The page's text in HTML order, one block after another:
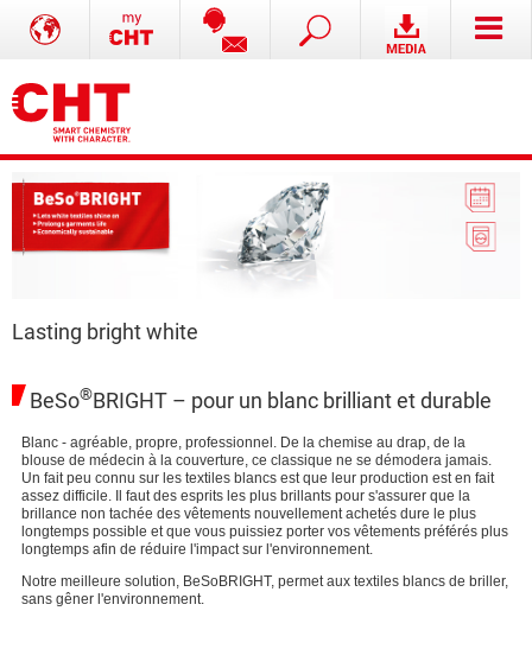
Lasting bright white
BeSo®BRIGHT – pour un blanc brilliant et durable
Blanc - agréable, propre, professionnel. De la chemise au drap, de la
blouse de médecin à la couverture, ce classique ne se démodera jamais.
Un fait peu connu sur les textiles blancs est que leur production est en fait
assez difficile. Il faut des esprits les plus brillants pour s'assurer que la
brillance non tachée des vêtements nouvellement achetés dure le plus
longtemps possible et que vous puissiez porter vos vêtements préférés plus
longtemps afin de réduire l'impact sur l'environnement.
Notre meilleure solution, BeSoBRIGHT, permet aux textiles blancs de briller,
sans gêner l'environnement.